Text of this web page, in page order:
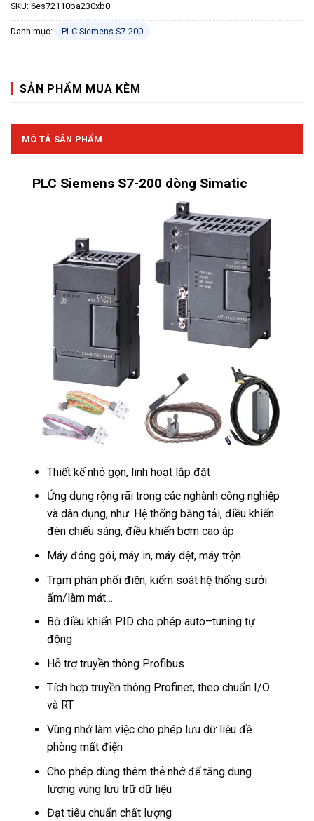
SKU: 6es72110ba230xb0
Danh mục: PLC Siemens S7-200
SẢN PHẨM MUA KÈM
MÔ TẢ SẢN PHẨM
PLC Siemens S7-200 dòng Simatic
Thiết kế nhỏ gọn, linh hoạt lắp đặt
Ứng dụng rộng rãi trong các nghành công nghiệp
và dân dụng, như: Hệ thống băng tải, điều khiển
đèn chiếu sáng, điều khiển bơm cao áp
Máy đóng gói, máy in, máy dệt, máy trộn
Trạm phân phối điện, kiểm soát hệ thống sưởi
ấm/làm mát…
Bộ điều khiển PID cho phép auto–tuning tự
động
Hỗ trợ truyền thông Profibus
Tích hợp truyền thông Profinet, theo chuẩn I/O
và RT
Vùng nhớ làm việc cho phép lưu dữ liệu đề
phòng mất điện
Cho phép dùng thêm thẻ nhớ để tăng dung
lượng vùng lưu trữ dữ liệu
Đạt tiêu chuẩn chất lượng